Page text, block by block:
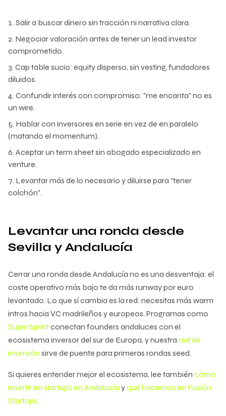
Salir a buscar dinero sin tracción ni narrativa clara.
Negociar valoración antes de tener un lead investor
comprometido.
Cap table sucio: equity disperso, sin vesting, fundadores
diluidos.
Confundir interés con compromiso: "me encanta" no es
un wire.
Hablar con inversores en serie en vez de en paralelo
(matando el momentum).
Aceptar un term sheet sin abogado especializado en
venture.
Levantar más de lo necesario y diluirse para "tener
colchón".
Levantar una ronda desde
Sevilla y Andalucía
Cerrar una ronda desde Andalucía no es una desventaja: el
coste operativo más bajo te da más runway por euro
levantado. Lo que sí cambia es la red: necesitas más warm
intros hacia VC madrileños y europeos. Programas como
SuperSprintconectan founders andaluces con el
ecosistema inversor del sur de Europa, y nuestra red de
inversión sirve de puente para primeras rondas seed.
Si quieres entender mejor el ecosistema, lee también cómo
invertir en startups en Andalucía yqué hacemos en Fusión
Startups.